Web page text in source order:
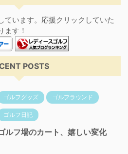
ています。応援クリックしていた
ます！
POSTS
ゴルフグッズ ゴルフラウンド
ゴルフ日記
ルフ場のカート、嬉しい変化